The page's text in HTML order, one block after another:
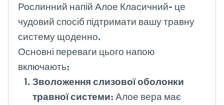
Рослинний напій Алое Класичний- це
чудовий спосіб підтримати вашу травну
систему щоденно.
Основні переваги цього напою
включають:
Зволоження слизової оболонки
травної системи: Алое вера має